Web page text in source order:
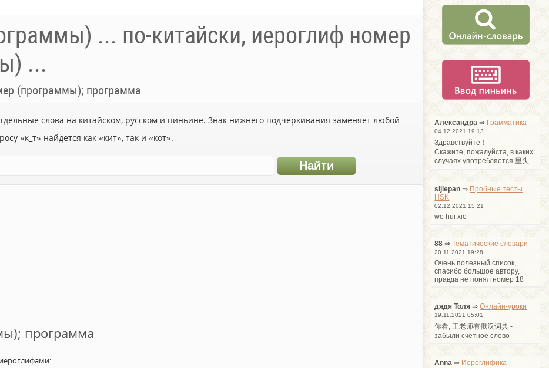
... по-китайски, иероглиф номер
...
(программы); программа
слова на китайском, русском и пиньине. Знак нижнего подчеркивания заменяет любой
«к_т» найдется как «кит», так и «кот».
программа
Александра ⇒ Грамматика
04.12.2021 19:13
Здравствуйте！
Cкажите, пожалуйста, в каких
случаях употребляется 里头
sijiepan ⇒ Пробные тесты
HSK
02.12.2021 15:21
wo hui xie
88 ⇒Тематические словари
20.11.2021 19:28
Очень полезный список,
спасибо большое автору,
правда не понял номер 18
дядя Толя ⇒Онлайн-уроки
19.11.2021 05:01
你看, 王老师有俄汉词典 -
забыли счетное слово
Anna ⇒ Иероглифика